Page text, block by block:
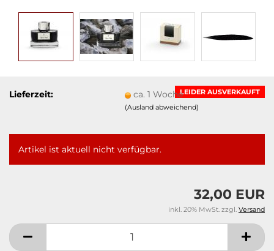
LEIDER AUSVERKAUFT
Lieferzeit: ca. 1 Woche
(Ausland abweichend)
Artikel ist aktuell nicht verfügbar.
32,00 EUR
inkl. 20% MwSt. zzgl. Versand